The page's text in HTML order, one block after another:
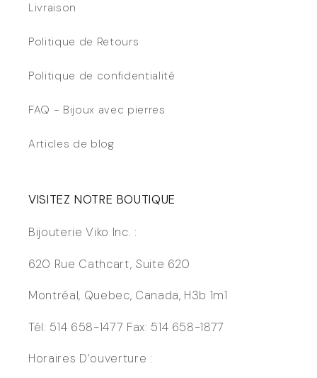
Livraison
Politique de Retours
Politique de confidentialité
FAQ - Bijoux avec pierres
Articles de blog
VISITEZ NOTRE BOUTIQUE
Bijouterie Viko Inc. :
620 Rue Cathcart, Suite 620
Montréal, Quebec, Canada, H3b 1m1
Tél: 514 658-1477 Fax: 514 658-1877
Horaires D’ouverture :